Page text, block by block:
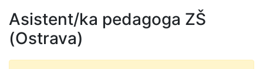
Asistent/ka pedagoga ZŠ
(Ostrava)